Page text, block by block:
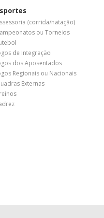
(corrida/natação)
ou Torneios
de Integração
dos Aposentados
Regionais ou Nacionais
Externas